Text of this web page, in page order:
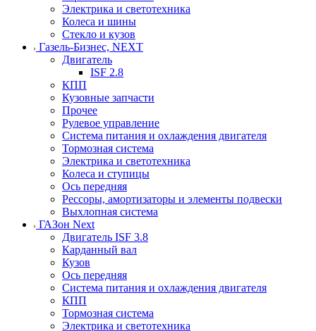
Электрика и светотехника
Колеса и шины
Стекло и кузов
Газель-Бизнес, NEXT
Двигатель
ISF 2.8
КПП
Кузовные запчасти
Прочее
Рулевое управление
Система питания и охлаждения двигателя
Тормозная система
Электрика и светотехника
Колеса и ступицы
Ось передняя
Рессоры, амортизаторы и элементы подвески
Выхлопная система
ГАЗон Next
Двигатель ISF 3.8
Карданный вал
Кузов
Ось передняя
Система питания и охлаждения двигателя
КПП
Тормозная система
Электрика и светотехника